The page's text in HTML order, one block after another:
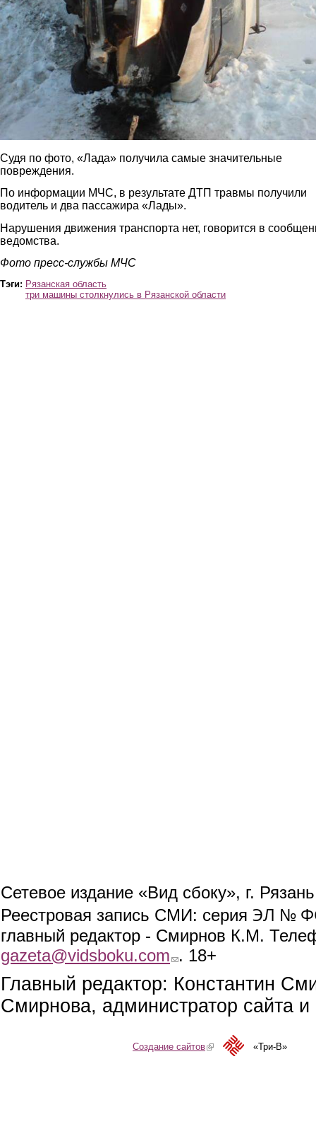
Судя по фото, «Лада» получила самые значительные
повреждения.
По информации МЧС, в результате ДТП травмы получили
водитель и два пассажира «Лады».
Нарушения движения транспорта нет, говорится в
ведомства.
Фото пресс-службы МЧС
Тэги: Рязанская область
три машины столкнулись в Рязанской области
Сетевое издание «Вид сбоку», г.
Реестровая запись СМИ: серия ЭЛ №
главный редактор - Смирнов К.М.
gazeta@vidsboku.com (link sends e-mail)
. 18+
Главный редактор: Константин
Смирнова, администратор сайта
Создание сайтов(link is external)«Три-В»